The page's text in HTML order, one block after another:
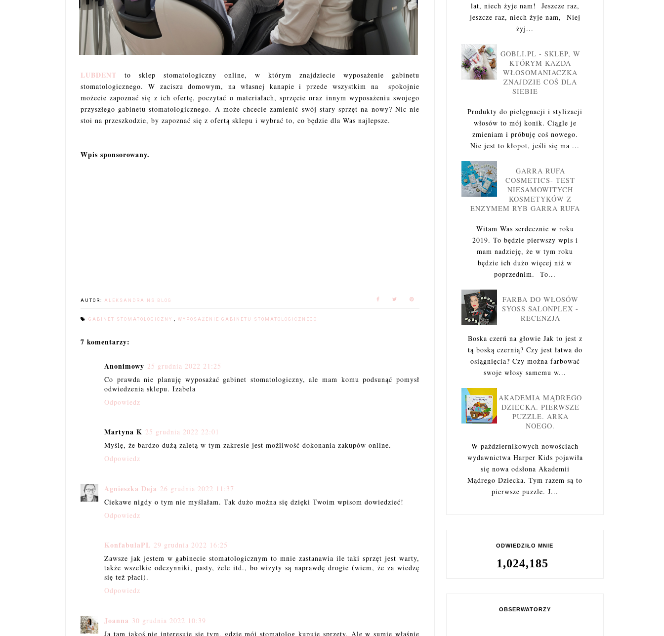
LUBDENT to sklep stomatologiczny online, w którym znajdziecie wyposażenie gabinetu
stomatologicznego. W zaciszu domowym, na własnej kanapie i przede wszystkim na spokojnie
możecie zapoznać się z ich ofertę, poczytać o materiałach, sprzęcie oraz innym wyposażeniu swojego
przyszłego gabinetu stomatologicznego. A może chcecie zamienić swój stary sprzęt na nowy? Nic nie
stoi na przeszkodzie, by zapoznać się z ofertą sklepu i wybrać to, co będzie dla Was najlepsze.
Wpis sponsorowany.
AUTOR: ALEKSANDRA NS BLOG
GABINET STOMATOLOGICZNY WYPOSAŻENIE GABINETU STOMATOLOGICZNEGO
7 komentarzy:
Anonimowy 25 grudnia 2022 21:25
Co prawda nie planuję wyposażać gabinet stomatologiczny, ale mam komu podsunąć pomysł
odwiedzenia sklepu. Izabela
Odpowiedz
Martyna K 25 grudnia 2022 22:01
Myślę, że bardzo dużą zaletą w tym zakresie jest możliwość dokonania zakupów online.
Odpowiedz
Agnieszka Deja 26 grudnia 2022 11:37
Ciekawe nigdy o tym nie myślałam. Tak dużo można się dzięki Twoim wpisom dowiedzieć!
Odpowiedz
KonfabulaPL 29 grudnia 2022 16:25
Zawsze jak jestem w gabinecie stomatologicznym to mnie zastanawia ile taki sprzęt jest warty,
także wszelkie odczynniki, pasty, żele itd., bo wizyty są naprawdę drogie (wiem, że za wiedzę
się też płaci).
Odpowiedz
Joanna 30 grudnia 2022 10:39
Ja tam jakoś nie interesuje się tym, gdzie mój stomatolog kupuje sprzęty. Ale w sumie właśnie
lat, niech żyje nam! Jeszcze raz,
jeszcze raz, niech żyje nam, Niej
żyj...
GOBLI.PL - SKLEP, W
KTÓRYM KAŻDA
WŁOSOMANIACZKA
ZNAJDZIE COŚ DLA
SIEBIE
Produkty do pielęgnacji i stylizacji
włosów to mój konik. Ciągle je
zmieniam i próbuję coś nowego.
Nie jest to kłopot, jeśli się ma ...
GARRA RUFA
COSMETICS- TEST
NIESAMOWITYCH
KOSMETYKÓW Z
ENZYMEM RYB GARRA RUFA
Witam Was serdecznie w roku
2019. To będzie pierwszy wpis i
mam nadzieję, że w tym roku
będzie ich dużo więcej niż w
poprzednim. To...
FARBA DO WŁOSÓW
SYOSS SALONPLEX -
RECENZJA
Boska czerń na głowie Jak to jest z
tą boską czernią? Czy jest łatwa do
osiągnięcia? Czy można farbować
swoje włosy samemu w...
AKADEMIA MĄDREGO
DZIECKA. PIERWSZE
PUZZLE. ARKA
NOEGO.
W październikowych nowościach
wydawnictwa Harper Kids pojawiła
się nowa odsłona Akademii
Mądrego Dziecka. Tym razem są to
pierwsze puzzle. J...
ODWIEDZIŁO MNIE
1,024,185
OBSERWATORZY